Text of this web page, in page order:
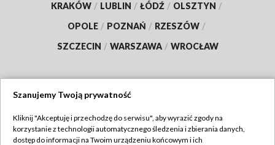
KRAKÓW / LUBLIN / ŁÓDŹ / OLSZTYN /
OPOLE / POZNAŃ / RZESZÓW /
SZCZECIN / WARSZAWA / WROCŁAW
TVP
Szanujemy Twoją prywatność
Kliknij "Akceptuję i przechodzę do serwisu", aby wyrazić zgody na
korzystanie z technologii automatycznego śledzenia i zbierania danych,
dostęp do informacji na Twoim urządzeniu końcowym i ich